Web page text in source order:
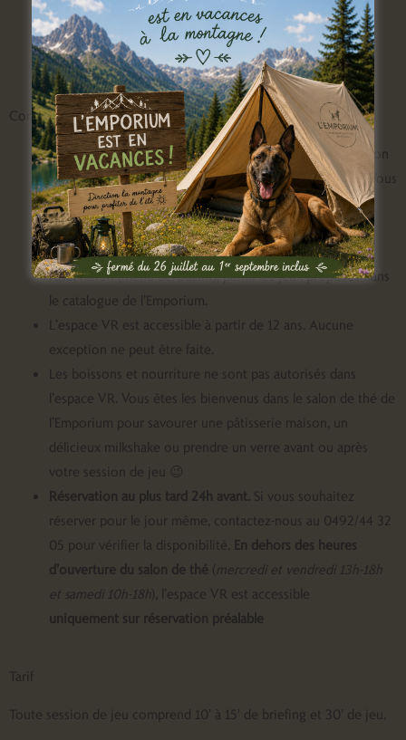
1 à 4 joueurs
réservation
Conditions de réservation
Toute réservation comprend 10′ à 15′ de briefing + environ
30′ de jeu dans l’espace VR (en fonction du jeu choisi). Vous
pouvez cumuler plusieurs sessions lors de votre
réservation.
Vous choisissez le jeu de la session au moment de la
réservation (menu déroulant), parmi les jeux proposés dans
le catalogue de l’Emporium.
L’espace VR est accessible à partir de 12 ans. Aucune
exception ne peut être faite.
Les boissons et nourriture ne sont pas autorisés dans
l’espace VR. Vous êtes les bienvenus dans le salon de thé de
l’Emporium pour savourer une pâtisserie maison, un
délicieux milkshake ou prendre un verre avant ou après
votre session de jeu 😉
Réservation au plus tard 24h avant. Si vous souhaitez
réserver pour le jour même, contactez-nous au 0492/44 32
05 pour vérifier la disponibilité. En dehors des heures
d’ouverture du salon de thé( mercredi et vendredi 13h-18h
et samedi 10h-18h), l’espace VR est accessible
uniquement sur réservation préalable
Tarif
Toute session de jeu comprend 10′ à 15′ de briefing et 30′ de jeu.